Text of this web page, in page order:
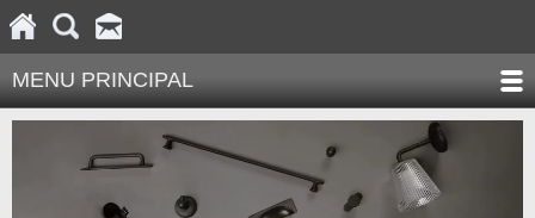
MENU PRINCIPAL